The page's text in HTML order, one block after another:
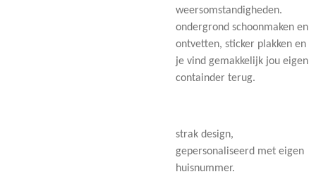
weersomstandigheden.
ondergrond schoonmaken en
ontvetten, sticker plakken en
je vind gemakkelijk jou eigen
containder terug.
strak design,
gepersonaliseerd met eigen
huisnummer.